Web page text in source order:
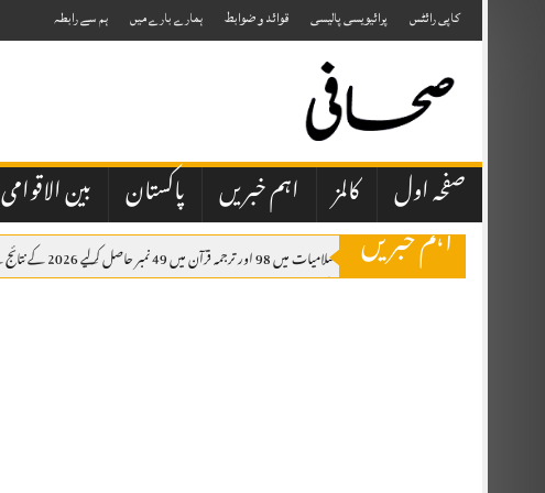
to
content
کاپی رائٹس پرائیویسی پالیسی قوائد و ضوابط ہمارے بارے میں ہم سے رابطہ
صفحہ اول کالمز اہم خبریں پاکستان بین الاقوامی
اہم خبریں
سکھ طالب علم نے اسلامیات میں 98 اور ترجمہ قرآن میں 49 نمبر حاصل کرلیے 2026 کے نتائج کے مطابق مسلمان گھرانوں سے تعلق رکھنے والے تقریباً 10 ہزار طلبہ اسلامیات کے مضمون میں فیل ہوئے ہیں۔